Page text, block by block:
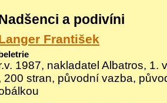
a podivíni
František
1987, nakladatel Albatros, 1.
200 stran, původní vazba,